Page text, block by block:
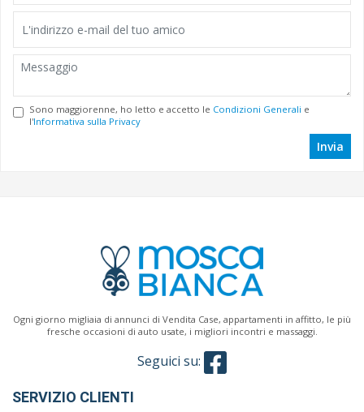
Sono maggiorenne, ho letto e accetto le Condizioni Generali e
l'Informativa sulla Privacy
Invia
Ogni giorno migliaia di annunci di Vendita Case, appartamenti in affitto, le più
fresche occasioni di auto usate, i migliori incontri e massaggi.
Seguici su:
SERVIZIO CLIENTI